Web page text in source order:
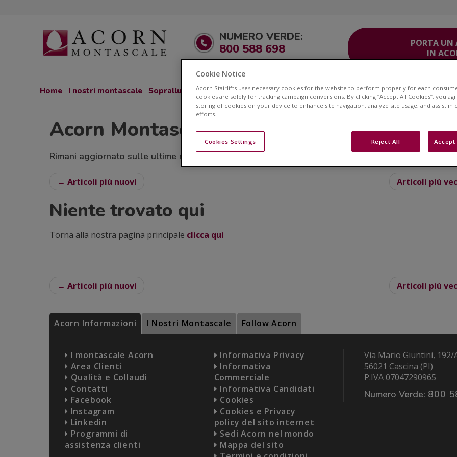
NUMERO VERDE:
800 588 698
PORTA UN
IN
Home I nostri montascale Sopralluogo GRATUITO Corsia Veloce® Area Clienti Servizio Clienti Contatti
Acorn Montascale Blog
Rimani aggiornato sulle ultime novità relative ai montascale e ottieni consigli su stili di vita e
← Articoli più nuovi Articoli più
Niente trovato qui
Torna alla nostra pagina principale clicca qui
← Articoli più nuovi Articoli più
Acorn Informazioni I Nostri Montascale Follow Acorn
I montascale Acorn
Area Clienti
Qualità e Collaudi
Contatti
Facebook
Instagram
Linkedin
Programmi di
assistenza clienti
Informativa Privacy
Informativa
Commerciale
Informativa Candidati
Cookies
Cookies e Privacy
policy del sito internet
Sedi Acorn nel mondo
Mappa del sito
Via Mario Giuntini, 192/
56021 Cascina (PI)
P.IVA 07047290965
Numero Verde: 800
Cookie Notice
Acorn Stairlifts uses necessary cookies for the website to perform properly for each
cookies are solely for tracking campaign conversions. By clicking “Accept All Cookies”, you
storing of cookies on your device to enhance site navigation, analyze site usage, and assist in
efforts.
Reject All Accept
Cookies Settings